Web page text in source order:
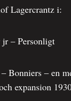
Lagercrantz i:
– Personligt
Bonniers – en
expansion